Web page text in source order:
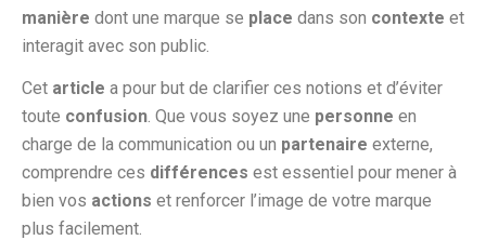
manière dont une marque se place dans son contexte et
interagit avec son public.
Cet article a pour but de clarifier ces notions et d’éviter
toute confusion . Que vous soyez une personne en
charge de la communication ou un partenaire externe,
comprendre ces différences est essentiel pour mener à
bien vos actions et renforcer l’image de votre marque
plus facilement.